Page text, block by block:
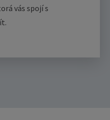
vás spojí s